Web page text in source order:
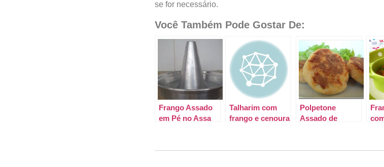
se for necessário.
Você Também Pode Gostar De:
Frango Assado
em Pé no Assa
Talharim com
frango e cenoura
Polpetone
Assado de